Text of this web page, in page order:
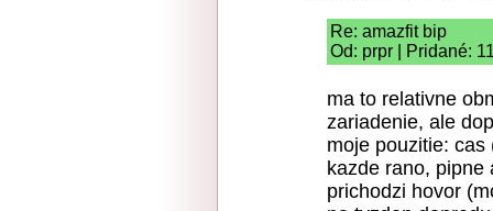
Re: amazfit bip
Od: prpr | Pridané:
ma to relativne
zariadenie, ale
moje pouzitie:
kazde rano, pipne
prichodzi hovor